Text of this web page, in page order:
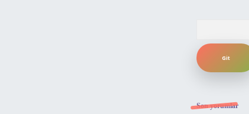
Son yorumlar